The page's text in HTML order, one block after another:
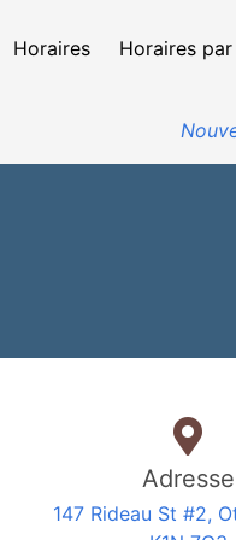
Horaires Horaires
Adresse
147 Rideau St #2,